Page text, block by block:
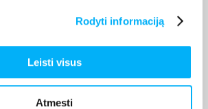
Rodyti informaciją
Leisti visus
Atmesti
Burnos ir dantų priežiūros
esantys produktai šiuo
Opalescence Burnos ir dantų
kategorijos asortimente
kaina?